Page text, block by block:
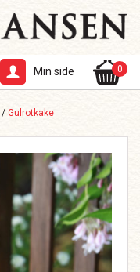
Min side 0
/ Gulrotkake